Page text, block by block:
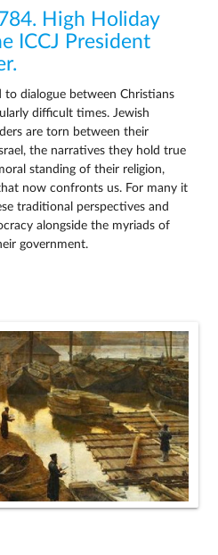
High Holiday
ICCJ President
dialogue between Christians
difficult times. Jewish
are torn between their
the narratives they hold true
standing of their religion,
now confronts us. For many it
traditional perspectives and
alongside the myriads of
government.